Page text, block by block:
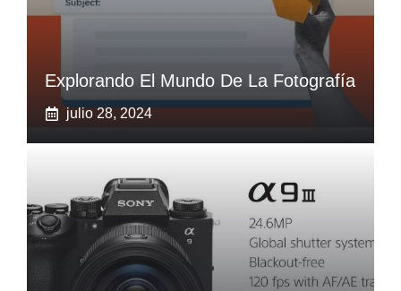
Explorando El Mundo De La Fotografía
julio 28, 2024